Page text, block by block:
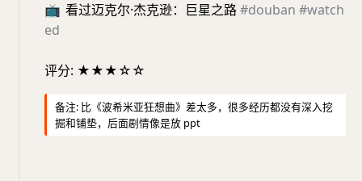
📺 看过迈克尔·杰克逊：巨星之路#douban #watch
ed
评分: ★★★☆☆
备注: 比《波希米亚狂想曲》差太多，很多经历都没有深入挖
掘和铺垫，后面剧情像是放 ppt